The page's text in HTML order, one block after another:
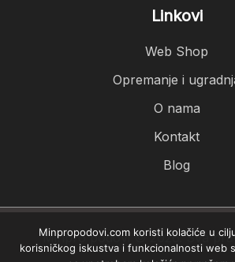
Linkovi
Web Shop
Opremanje i
O nama
Kontakt
Blog
Minpro podovi © 2026. Sva
Minpropodovi.com koristi kolačiće u
korisničkog iskustva i funkcionalnosti web